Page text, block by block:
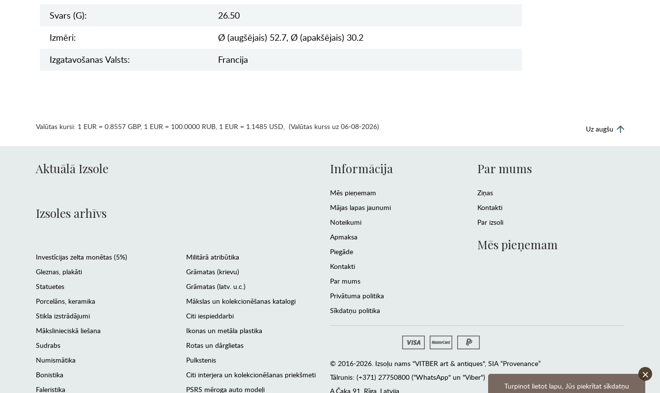
Svars (g):
26.50
Izmēri:
Ø (augšējais) 52.7, Ø (apakšējais) 30.2
Izgatavošanas Valsts:
Francija
Turpinot lietot lapu, Jūs piekrītat sīkdatņu
×
Valūtas kursi: 1 EUR = 0.8557 GBP, 1 EUR = 100.0000 RUB, 1 EUR = 1.1485 USD, (Valūtas kurss uz 06-08-2026) Uz augšu
Aktuālā Izsole
Izsoles arhīvs
Investīcijas zelta monētas (5%)
Gleznas, plakāti
Statuetes
Porcelāns, keramika
Stikla izstrādājumi
Mākslinieciskā liešana
Sudrabs
Numismātika
Bonistika
Faleristika
Militārā atribūtika
Grāmatas (krievu)
Grāmatas (latv. u.c.)
Mākslas un kolekcionēšanas katalogi
Citi iespieddarbi
Ikonas un metāla plastika
Rotas un dārglietas
Pulkstenis
Citi interjera un kolekcionēšanas priekšmeti
PSRS mēroga auto modeļi
Informācija
Mēs pieņemam
Mājas lapas jaunumi
Noteikumi
Apmaksa
Piegāde
Kontakti
Par mums
Privātuma politika
Sīkdatņu politika
Par mums
Ziņas
Kontakti
Par izsoli
Mēs pieņemam
© 2016-2026. Izsoļu nams "VITBER art & antiques", SIA “Provenance”
Tālrunis: (+371) 27750800 ("WhatsApp" un "Viber")
А.Čaka 91, Rīga, Latvija